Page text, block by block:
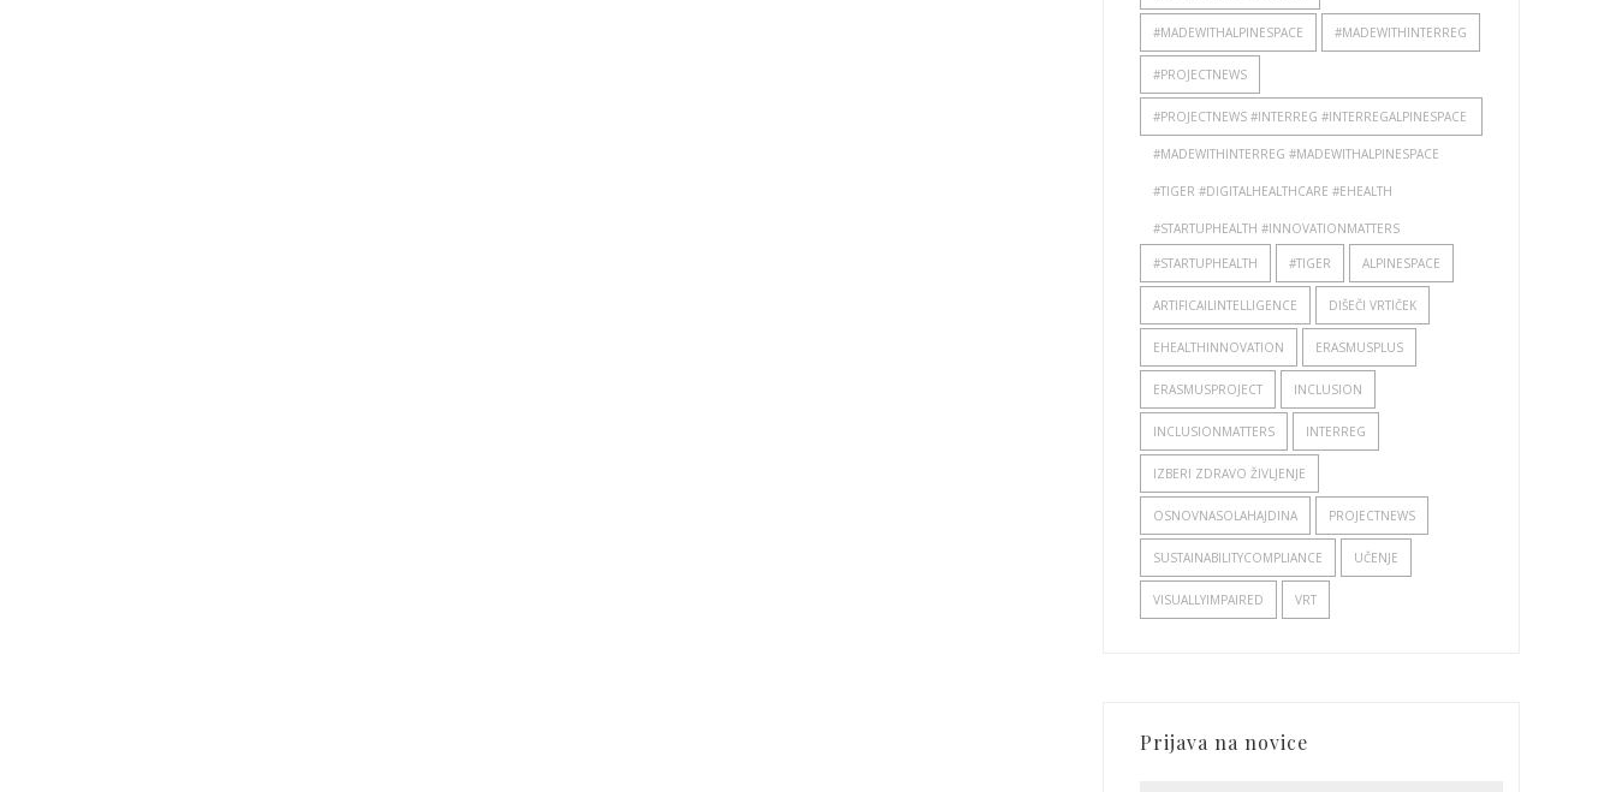
#MADEWITHALPINESPACE #MADEWITHINTERREG
#PROJECTNEWS
#PROJECTNEWS #INTERREG #INTERREGALPINESPACE
#MADEWITHINTERREG #MADEWITHALPINESPACE
#TIGER #DIGITALHEALTHCARE #EHEALTH
#STARTUPHEALTH #INNOVATIONMATTERS
#STARTUPHEALTH #TIGER ALPINESPACE
ARTIFICAILINTELLIGENCE DIŠEČI VRTIČEK
EHEALTHINNOVATION ERASMUSPLUS
ERASMUSPROJECT INCLUSION
INCLUSIONMATTERS INTERREG
IZBERI ZDRAVO ŽIVLJENJE
OSNOVNASOLAHAJDINA PROJECTNEWS
SUSTAINABILITYCOMPLIANCE UČENJE
VISUALLYIMPAIRED VRT
Prijava na novice